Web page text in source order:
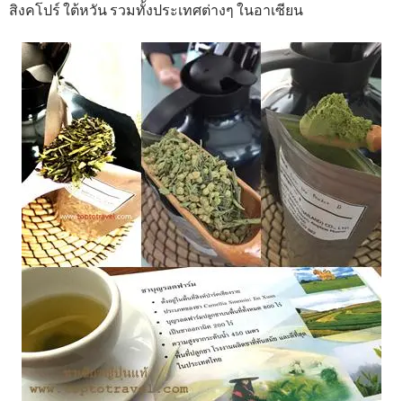
สิงคโปร์ ใต้หวัน รวมทั้งประเทศต่างๆ ในอาเซียน